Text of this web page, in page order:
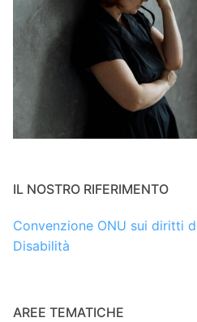
IL NOSTRO RIFERIMENTO
Convenzione ONU sui diritti
Disabilità
AREE TEMATICHE